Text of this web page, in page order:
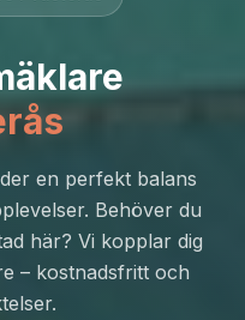
en perfekt balans
Behöver du
här? Vi kopplar dig
– kostnadsfritt och